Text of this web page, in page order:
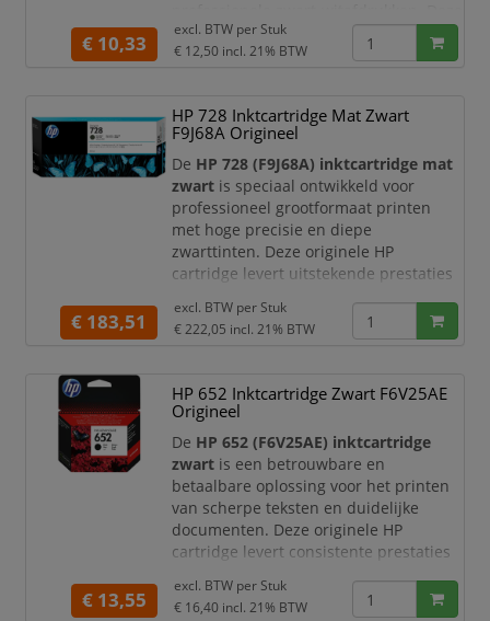
cartridge is ontwikkeld voor
geselecteerde Canon PIXMA TR- en TS-
thuis, op kantoor of voor studie.
Met een inhoud van 11,2 ml
en een
opbrengst van circ
€ 10,33
excl. BTW per Stuk
€ 12,50 incl. 21% BTW
HP 728 Inktcartridge Mat Zwart
F9J68A Origineel
De HP 728 (F9J68A) inktcartridge mat
zwart is speciaal ontwikkeld voor
professioneel grootformaat printen
met hoge precisie en diepe
zwarttinten. Deze originele HP
cartridge levert uitstekende prestaties
toepassingen.
zorgt voor nauwkeurige lijnen en
consistente afdrukken op mat papier.
Dankzij de hoogwaardige pigmentinkt
produceert u scherpe details
€ 183,51
excl. BTW per Stuk
€ 222,05 incl. 21% BTW
HP 652 Inktcartridge Zwart F6V25AE
Origineel
De HP 652 (F6V25AE) inktcartridge
zwart is een betrouwbare en
betaalbare oplossing voor het printen
van scherpe teksten en duidelijke
documenten. Deze originele HP
cartridge levert consistente prestaties
of op kantoor.
€ 13,55
excl. BTW per Stuk
€ 16,40 incl. 21% BTW